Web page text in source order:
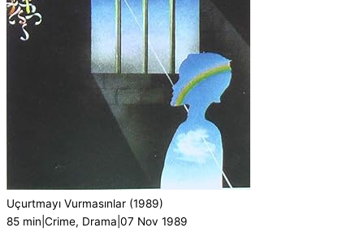
Uçurtmayı Vurmasınlar (1989)
85 min Crime, Drama 07 Nov 1989